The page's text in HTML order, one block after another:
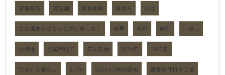
貸事務所 貸店舗 夏季休暇 夏休み お盆
ご来場ありがとうございました！ 境界 売地 店舗 引渡し
分譲地 分譲戸建て 年末年始 2024年 2023年
住まいと暮らし 3LDK 2024.3.3桃の節句 建築条件付き土地